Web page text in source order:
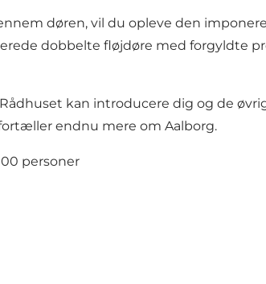
døren, vil du opleve den
dobbelte fløjdøre med forgyldte
kan introducere dig og de
endnu mere om Aalborg.
personer